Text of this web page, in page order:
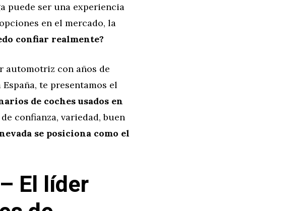
puede ser una experiencia
en el mercado, la
confiar realmente?
automotriz con años de
te presentamos el
de coches usados en
confianza, variedad, buen
se posiciona como el
El líder